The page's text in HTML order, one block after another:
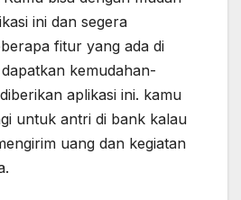
ini dan segera
fitur yang ada di
kemudahan-
aplikasi ini. kamu
untuk antri di bank kalau
uang dan kegiatan